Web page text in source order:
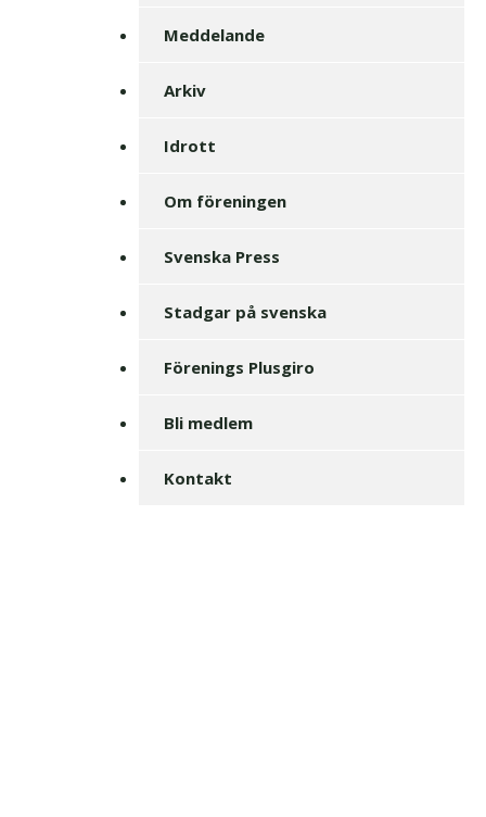
Meddelande
Arkiv
Idrott
Om föreningen
Svenska Press
Stadgar på svenska
Förenings Plusgiro
Bli medlem
Kontakt